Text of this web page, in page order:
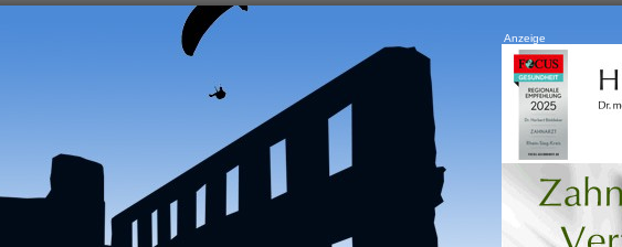
Anzeige